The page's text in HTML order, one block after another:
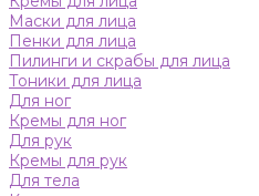
Маски для лица
Пенки для лица
Пилинги и скрабы для лица
Тоники для лица
Для ног
Кремы для ног
Для рук
Кремы для рук
Для тела